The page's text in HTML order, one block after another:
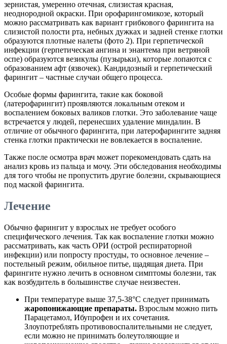
зернистая, умеренно отечная, слизистая красная,
неоднородной окраски. При орофарингомикозе, который
можно рассматривать как вариант грибкового фарингита на
слизистой полости рта, небных дужках и задней стенке глотки
образуются плотные налеты (фото 2). При герпетической
инфекции (герпетическая ангина и энантема при ветряной
оспе) образуются везикулы (пузырьки), которые лопаются с
образованием афт (язвочек). Кандидозный и герпетический
фарингит – частные случаи общего процесса.
Особые формы фарингита, такие как боковой
(латерофарингит) проявляются локальным отеком и
воспалением боковых валиков глотки. Это заболевание чаще
встречается у людей, перенесших удаление миндалин. В
отличие от обычного фарингита, при латерофарингите задняя
стенка глотки практически не вовлекается в воспаление.
Также после осмотра врач может порекомендовать сдать на
анализ кровь из пальца и мочу. Эти обследования необходимы
для того чтобы не пропустить другие болезни, скрывающиеся
под маской фарингита.
Лечение
Обычно фарингит у взрослых не требует особого
специфического лечения. Так как воспаление глотки можно
рассматривать, как часть ОРИ (острой респираторной
инфекции) или попросту простуды, то основное лечение –
постельный режим, обильное питье, щадящая диета. При
фарингите нужно лечить в основном симптомы болезни, так
как возбудитель в большинстве случае неизвестен.
При температуре выше 37,5-38°С следует принимать
жаропонижающие препараты. Взрослым можно пить
Парацетамол, Ибупрофен и их сочетания.
Злоупотреблять противовоспалительными не следует,
если можно не принимать болеутоляющие и